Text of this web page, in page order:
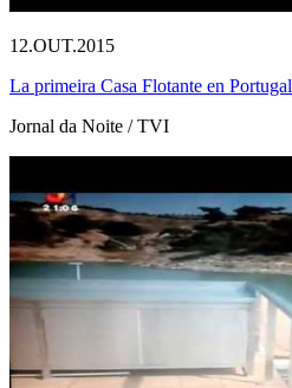
12.OUT.2015
La primeira Casa Flotante en Portugal
Jornal da Noite / TVI